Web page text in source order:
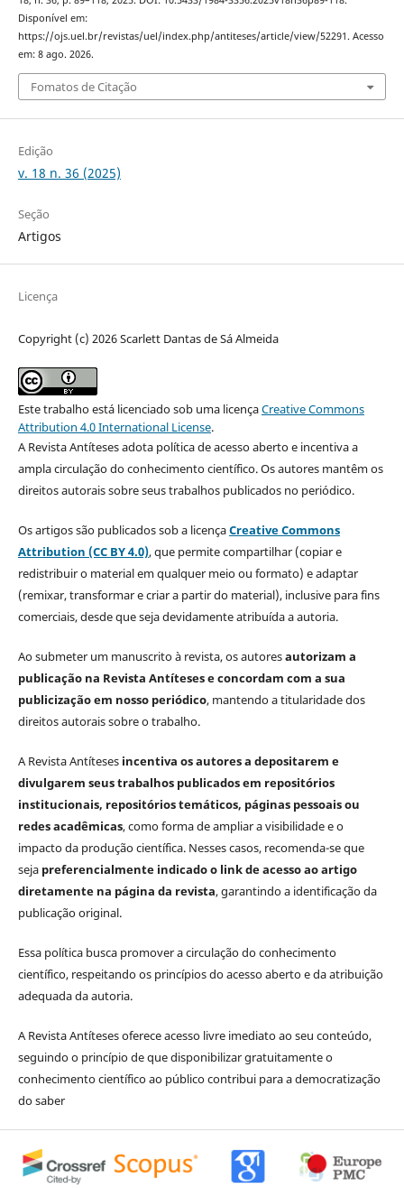
Disponível em:
https://ojs.uel.br/revistas/uel/index.php/antiteses/article/view/52291. Acesso
em: 8 ago. 2026.
Fomatos de Citação
Edição
v. 18 n. 36 (2025)
Seção
Artigos
Licença
Copyright (c) 2026 Scarlett Dantas de Sá Almeida
Este trabalho está licenciado sob uma licençaCreative Commons
Attribution 4.0 International License.
A Revista Antíteses adota política de acesso aberto e incentiva a
ampla circulação do conhecimento científico. Os autores mantêm os
direitos autorais sobre seus trabalhos publicados no periódico.
Os artigos são publicados sob a licençaCreative Commons
Attribution (CC BY 4.0), que permite compartilhar (copiar e
redistribuir o material em qualquer meio ou formato) e adaptar
(remixar, transformar e criar a partir do material), inclusive para fins
comerciais, desde que seja devidamente atribuída a autoria.
Ao submeter um manuscrito à revista, os autoresautorizam a
publicação na Revista Antíteses e concordam com a sua
publicização em nosso periódico, mantendo a titularidade dos
direitos autorais sobre o trabalho.
A Revista Antíteses incentiva os autores a depositarem e
divulgarem seus trabalhos publicados em repositórios
institucionais, repositórios temáticos, páginas pessoais ou
redes acadêmicas, como forma de ampliar a visibilidade e o
impacto da produção científica. Nesses casos, recomenda-se que
seja preferencialmente indicado o link de acesso ao artigo
diretamente na página da revista, garantindo a identificação da
publicação original.
Essa política busca promover a circulação do conhecimento
científico, respeitando os princípios do acesso aberto e da atribuição
adequada da autoria.
A Revista Antíteses oferece acesso livre imediato ao seu conteúdo,
seguindo o princípio de que disponibilizar gratuitamente o
conhecimento científico ao público contribui para a democratização
do saber